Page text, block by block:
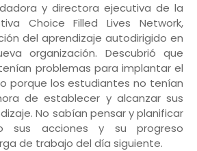
y directora ejecutiva de la
Choice Filled Lives Network,
del aprendizaje autodirigido en
organización. Descubrió que
problemas para implantar el
porque los estudiantes no tenían
de establecer y alcanzar sus
No sabían pensar y planificar
sus acciones y su progreso
de trabajo del día siguiente.